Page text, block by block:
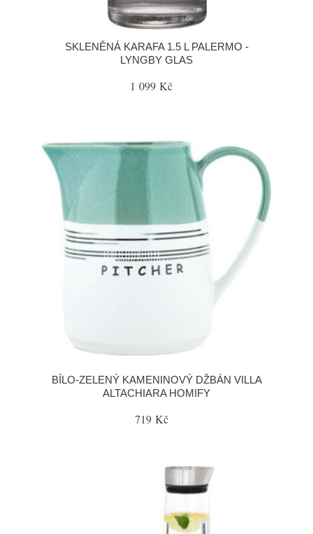
SKLENĚNÁ KARAFA 1.5 L PALERMO -
LYNGBY GLAS
1 099 Kč
BÍLO-ZELENÝ KAMENINOVÝ DŽBÁN VILLA
ALTACHIARA HOMIFY
719 Kč